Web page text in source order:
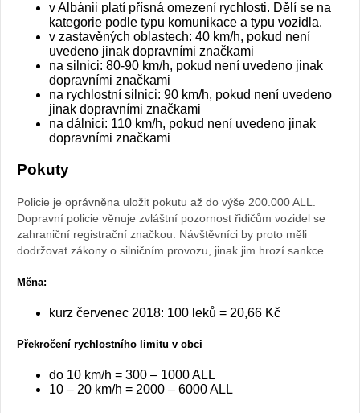
v Albánii platí přísná omezení rychlosti. Dělí se na
kategorie podle typu komunikace a typu vozidla.
v zastavěných oblastech: 40 km/h, pokud není
uvedeno jinak dopravními značkami
na silnici: 80-90 km/h, pokud není uvedeno jinak
dopravními značkami
na rychlostní silnici: 90 km/h, pokud není uvedeno
jinak dopravními značkami
na dálnici: 110 km/h, pokud není uvedeno jinak
dopravními značkami
Pokuty
Policie je oprávněna uložit pokutu až do výše 200.000 ALL.
Dopravní policie věnuje zvláštní pozornost řidičům vozidel se
zahraniční registrační značkou. Návštěvníci by proto měli
dodržovat zákony o silničním provozu, jinak jim hrozí sankce.
Měna:
kurz červenec 2018: 100 leků = 20,66 Kč
Překročení rychlostního limitu v obci
do 10 km/h = 300 – 1000 ALL
10 – 20 km/h = 2000 – 6000 ALL